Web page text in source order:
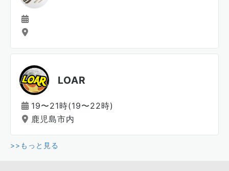
LOAR
19〜21時(19〜22時)
鹿児島市内
>>もっと見る